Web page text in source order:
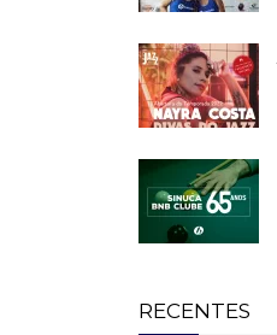
RECENTES